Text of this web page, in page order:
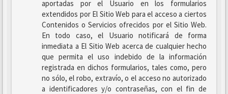
aportadas por el Usuario en los formularios
extendidos por El Sitio Web para el acceso a ciertos
Contenidos o Servicios ofrecidos por el Sitio Web.
En todo caso, el Usuario notificará de forma
inmediata a El Sitio Web acerca de cualquier hecho
que permita el uso indebido de la información
registrada en dichos formularios, tales como, pero
no sólo, el robo, extravío, o el acceso no autorizado
a identificadores y/o contraseñas, con el fin de